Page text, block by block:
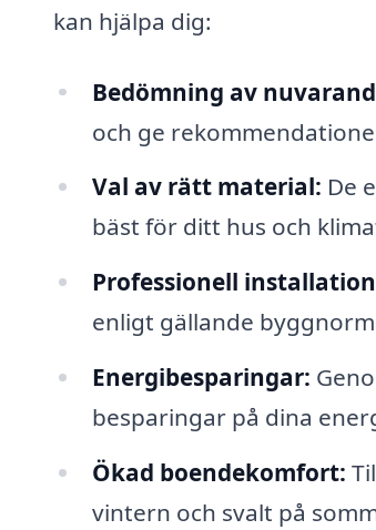
kan hjälpa dig:
Bedömning av
och ge
Val av rätt material: De
bäst för ditt hus och
Professionell
enligt gällande
Energibesparingar:
besparingar på dina
Ökad boendekomfort:
vintern och svalt på